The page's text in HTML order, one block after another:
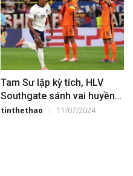
Tam Sư lập kỳ tích, HLV
Southgate sánh vai huyền
thoại sau khi hạ gục Hà Lan
tinthethao 11/07/2024